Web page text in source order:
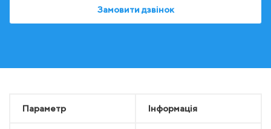
Замовити дзвінок
Параметр Інформація